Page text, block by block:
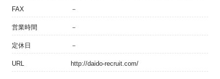
FAX －
営業時間 －
定休日 －
URL http://daido-recruit.com/